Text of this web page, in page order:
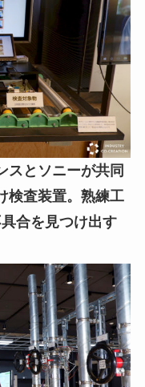
スとソニーが共同
検査装置。熟練工
合を見つけ出す